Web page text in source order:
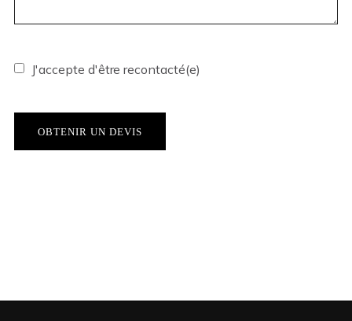
J'accepte d'être recontacté(e)